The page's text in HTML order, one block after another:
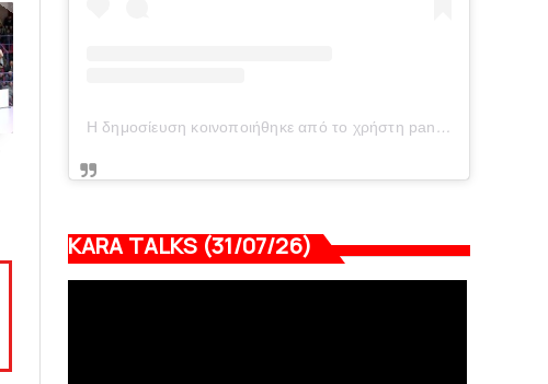
Η δημοσίευση κοινοποιήθηκε από το χρήστη panionianea.gr (@panionianea.gr)
KARA TALKS (31/07/26)